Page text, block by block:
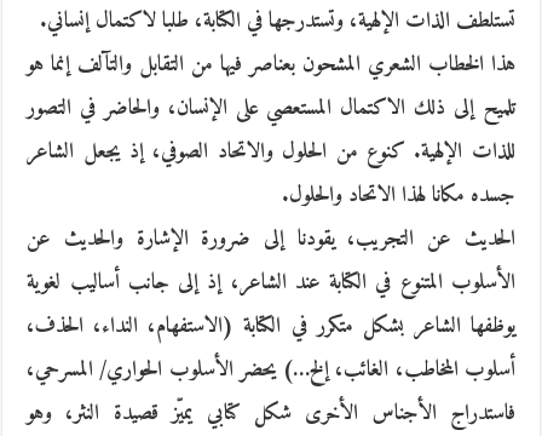
تستلطف الذات الإلهية، وتستدرجها في الكتابة، طلبا لاكتمال إنساني.
هذا الخطاب الشعري المشحون بعناصر فيها من التقابل والتآلف إنما هو
تلميح إلى ذلك الاكتمال المستعصي على الإنسان، والحاضر في التصور
للذات الإلهية. كنوع من الحلول والاتحاد الصوفي، إذ يجعل الشاعر
جسده مكانا لهذا الاتحاد والحلول.
الحديث عن التجريب، يقودنا إلى ضرورة الإشارة والحديث عن
الأسلوب المتنوع في الكتابة عند الشاعر، إذ إلى جانب أساليب لغوية
يوظفها الشاعر بشكل متكرر في الكتابة (الاستفهام، النداء، الحذف،
أسلوب المخاطب، الغائب، إلخ…) يحضر الأسلوب الحواري/ المسرحي،
فاستدراج الأجناس الأخرى شكل كتابي يميّز قصيدة النثر، وهو